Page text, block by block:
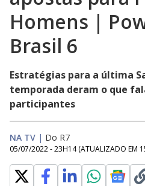
Homens |
Brasil 6
Estratégias para a última
temporada deram o que
participantes
NA TV | Do R7
05/07/2022 - 23H14 (ATUALIZADO EM